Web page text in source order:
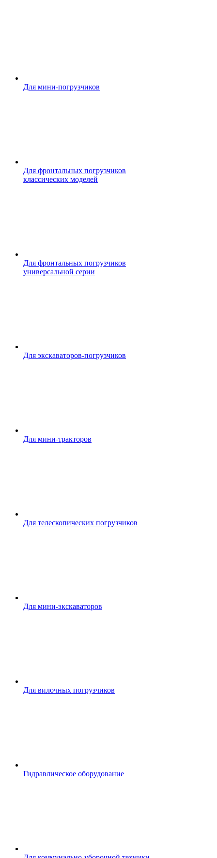
Для мини-погрузчиков
Для фронтальных погрузчиков
классических моделей
Для фронтальных погрузчиков
универсальной серии
Для экскаваторов-погрузчиков
Для мини-тракторов
Для телескопических погрузчиков
Для мини-экскаваторов
Для вилочных погрузчиков
Гидравлическое оборудование